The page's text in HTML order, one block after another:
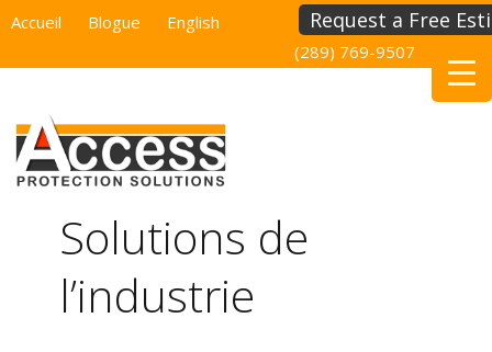
Accueil Blogue English Request a Free
(289) 769-9507
Solutions de
l’industrie